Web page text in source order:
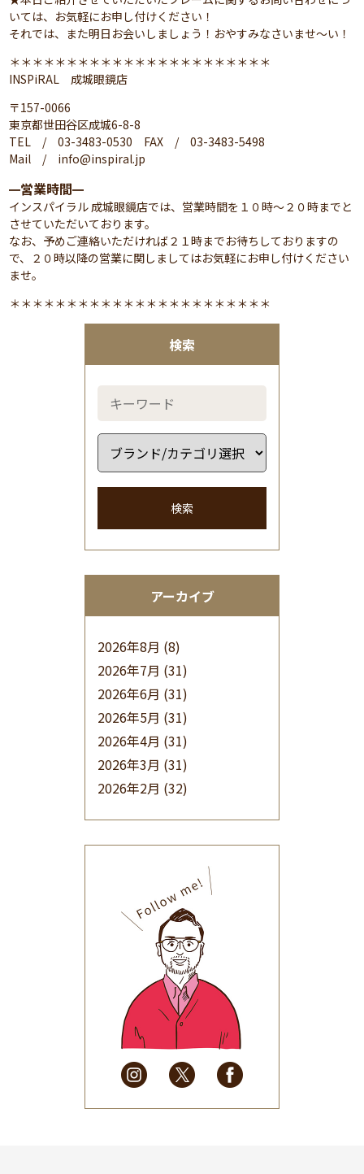
検索
検索
アーカイブ
2026年8月 (8)
2026年7月 (31)
2026年6月 (31)
2026年5月 (31)
2026年4月 (31)
2026年3月 (31)
2026年2月 (32)
(32)
2025年9月(30)
2025年8月(31)
2025年7月(37)
2025年6月(48)
2025年5月
(41)
2025年4月
(32)
2025年3月(31)
2025年2月
(28)
2025年1月
(34)
いては、お気軽にお申し付けください！
それでは、また明日お会いしましょう！おやすみなさいませ～い！
＊＊＊＊＊＊＊＊＊＊＊＊＊＊＊＊＊＊＊＊＊＊＊
INSPiRAL 成城眼鏡店
〒157-0066
東京都世田谷区成城6-8-8
TEL / 03-3483-0530 FAX / 03-3483-5498
Mail / info@inspiral.jp
━営業時間━
インスパイラル 成城眼鏡店では、営業時間を１０時～２０時までと
させていただいております。
なお、予めご連絡いただければ２１時までお待ちしておりますの
で、２０時以降の営業に関しましてはお気軽にお申し付けください
ませ。
＊＊＊＊＊＊＊＊＊＊＊＊＊＊＊＊＊＊＊＊＊＊＊